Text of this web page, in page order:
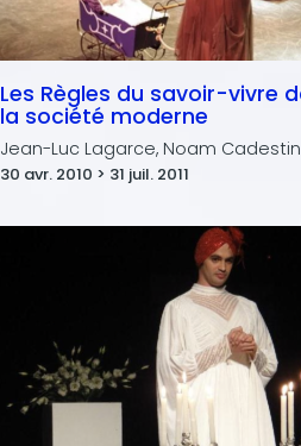
Les Règles du savoir-vivre
la société moderne
Jean-Luc Lagarce, Noam Cadestin
30 avr. 2010 > 31 juil. 2011